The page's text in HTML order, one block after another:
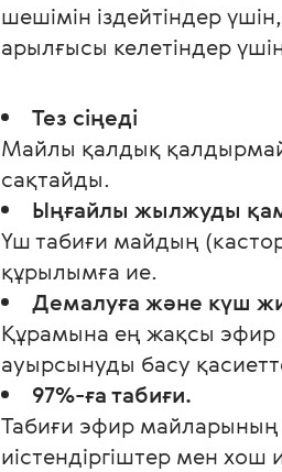
шешімін іздейтіндер
арылғысы келетіндер
Тез сіңеді
Майлы қалдық
сақтайды.
Ыңғайлы жылжуды
Үш табиғи майдың
құрылымға ие.
Демалуға және күш
Құрамына ең жақсы эфир
ауырсынуды басу
97%-ға табиғи.
Табиғи эфир майларының
иістендіргіштер мен хош